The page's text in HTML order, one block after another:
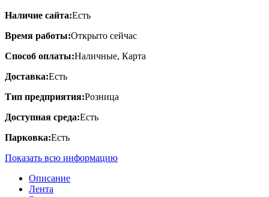
Наличие сайта:Есть
Время работы:Открыто сейчас
Способ оплаты:Наличные, Карта
Доставка:Есть
Тип предприятия:Розница
Доступная среда:Есть
Парковка:Есть
Показать всю информацию
Описание
Лента